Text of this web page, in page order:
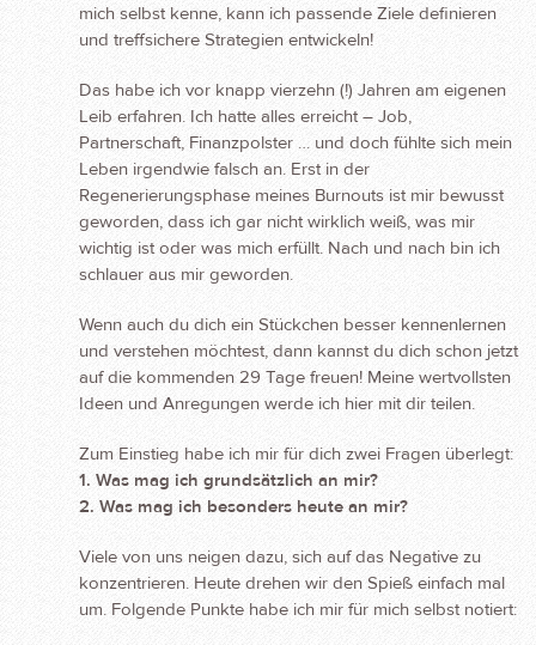
mich selbst kenne, kann ich passende Ziele definieren
und treffsichere Strategien entwickeln!
Das habe ich vor knapp vierzehn (!) Jahren am eigenen
Leib erfahren. Ich hatte alles erreicht – Job,
Partnerschaft, Finanzpolster … und doch fühlte sich mein
Leben irgendwie falsch an. Erst in der
Regenerierungsphase meines Burnouts ist mir bewusst
geworden, dass ich gar nicht wirklich weiß, was mir
wichtig ist oder was mich erfüllt. Nach und nach bin ich
schlauer aus mir geworden.
Wenn auch du dich ein Stückchen besser kennenlernen
und verstehen möchtest, dann kannst du dich schon jetzt
auf die kommenden 29 Tage freuen! Meine wertvollsten
Ideen und Anregungen werde ich hier mit dir teilen.
Zum Einstieg habe ich mir für dich zwei Fragen überlegt:
1. Was mag ich grundsätzlich an mir?
2. Was mag ich besonders heute an mir?
Viele von uns neigen dazu, sich auf das Negative zu
konzentrieren. Heute drehen wir den Spieß einfach mal
um. Folgende Punkte habe ich mir für mich selbst notiert: